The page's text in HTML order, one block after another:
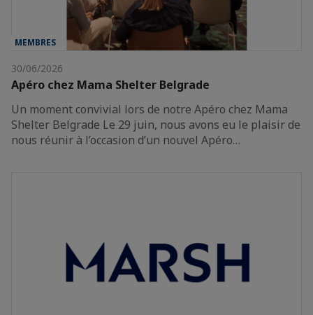
MEMBRES
30/06/2026
Apéro chez Mama Shelter Belgrade
Un moment convivial lors de notre Apéro chez Mama
Shelter Belgrade Le 29 juin, nous avons eu le plaisir de
nous réunir à l’occasion d’un nouvel Apéro…